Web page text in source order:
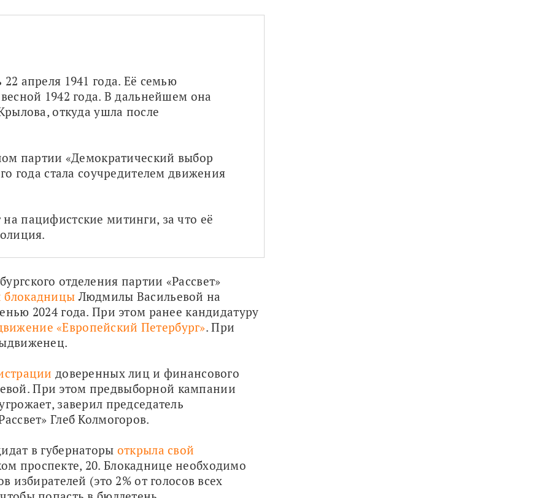
апреля 1941 года. Её семью
1942 года. В дальнейшем она
откуда ушла после
партии «Демократический выбор
года стала соучредителем движения
пацифистские митинги, за что её
блокадницы Людмилы Васильевой на
2024 года. При этом ранее кандидатуру
«Европейский Петербург». При
доверенных лиц и финансового
При этом предвыборной кампании
заверил председатель
Глеб Колмогоров.
в губернаторы открыла свой
проспекте, 20. Блокаднице необходимо
избирателей (это 2% от голосов всех